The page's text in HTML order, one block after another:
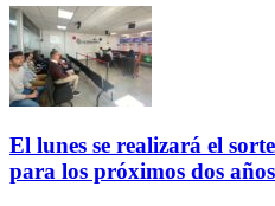
El lunes se realizará el
para los próximos dos años